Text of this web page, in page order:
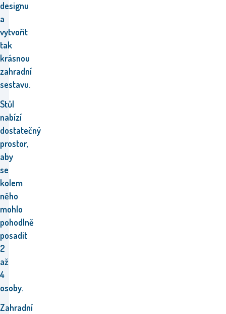
designu
a
vytvořit
tak
krásnou
zahradní
sestavu.
Stůl
nabízí
dostatečný
prostor,
aby
se
kolem
něho
mohlo
pohodlně
posadit
2
až
4
osoby.
Zahradní